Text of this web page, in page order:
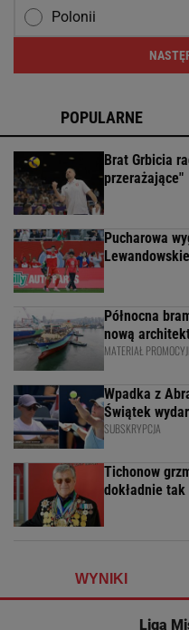
Polonii
POPULARNE
Brat Grbicia
przerażające"
Pucharowa
Północna
nową
MATERIAŁ
Wpadka z
Świątek
SUBSKRYPCJA
Tichonow
dokładnie tak
WYNIKI
Liga